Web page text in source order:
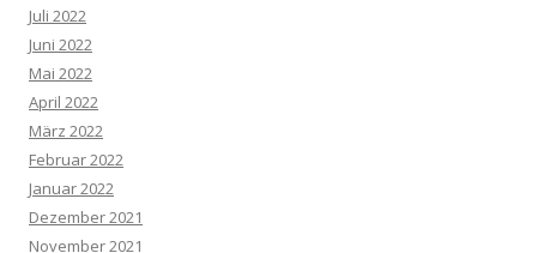
Juli 2022
Juni 2022
Mai 2022
April 2022
März 2022
Februar 2022
Januar 2022
Dezember 2021
November 2021